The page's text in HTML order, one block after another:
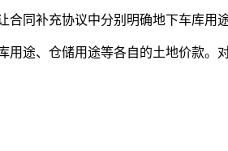
补充协议中分别明确地下车库用途
、仓储用途等各自的土地价款。